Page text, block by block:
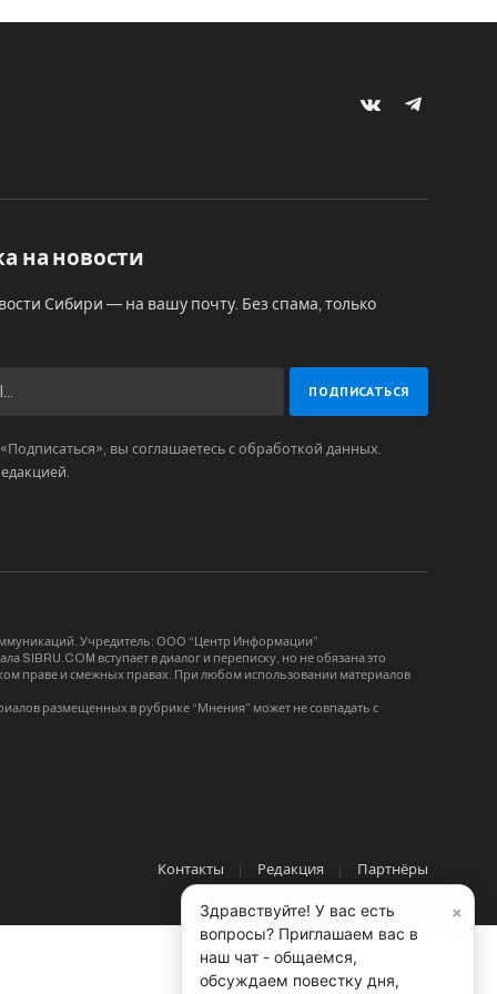
VKontakteTelegram
на новости
Сибири — на вашу почту. Без спама, только
вы соглашаетесь с обработкой данных.
.
Учредитель: ООО “Центр Информации”
SIBRU.COM вступает в диалог и переписку, но не обязана это
праве и смежных правах. При любом использовании материалов
размещенных в рубрике “Мнения” может не совпадать с
Контакты Редакция Партнёры
×
Здравствуйте! У вас есть
вопросы? Приглашаем вас в
наш чат - общаемся,
обсуждаем повестку дня,